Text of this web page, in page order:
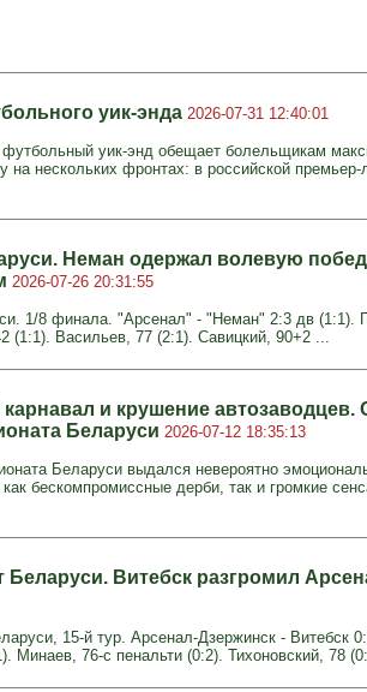
уик-энда 2026-07-31 12:40:01
уик-энд обещает болельщикам
на нескольких фронтах: в российской
Неман одержал волевую
2026-07-26 20:31:55
1/8 финала. "Арсенал" - "Неман" 2:3 дв (1:1).
(1:1). Васильев, 77 (2:1). Савицкий, 90+2 ...
карнавал и крушение автозаводцев.
Беларуси 2026-07-12 18:35:13
Беларуси выдался невероятно
бескомпромиссные дерби, так и громкие
Беларуси. Витебск разгромил
15-й тур. Арсенал-Дзержинск - Витебск
Минаев, 76-с пенальти (0:2). Тихоновский, 78